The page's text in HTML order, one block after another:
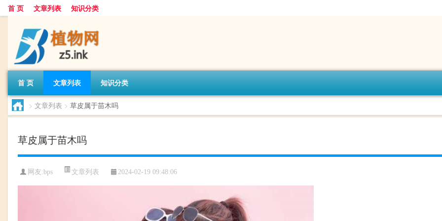
首 页 文章列表 知识分类
首 页 文章列表 知识分类
> 文章列表 > 草皮属于苗木吗
草皮属于苗木吗
网友:bps 文章列表 2024-02-19 09:48:06